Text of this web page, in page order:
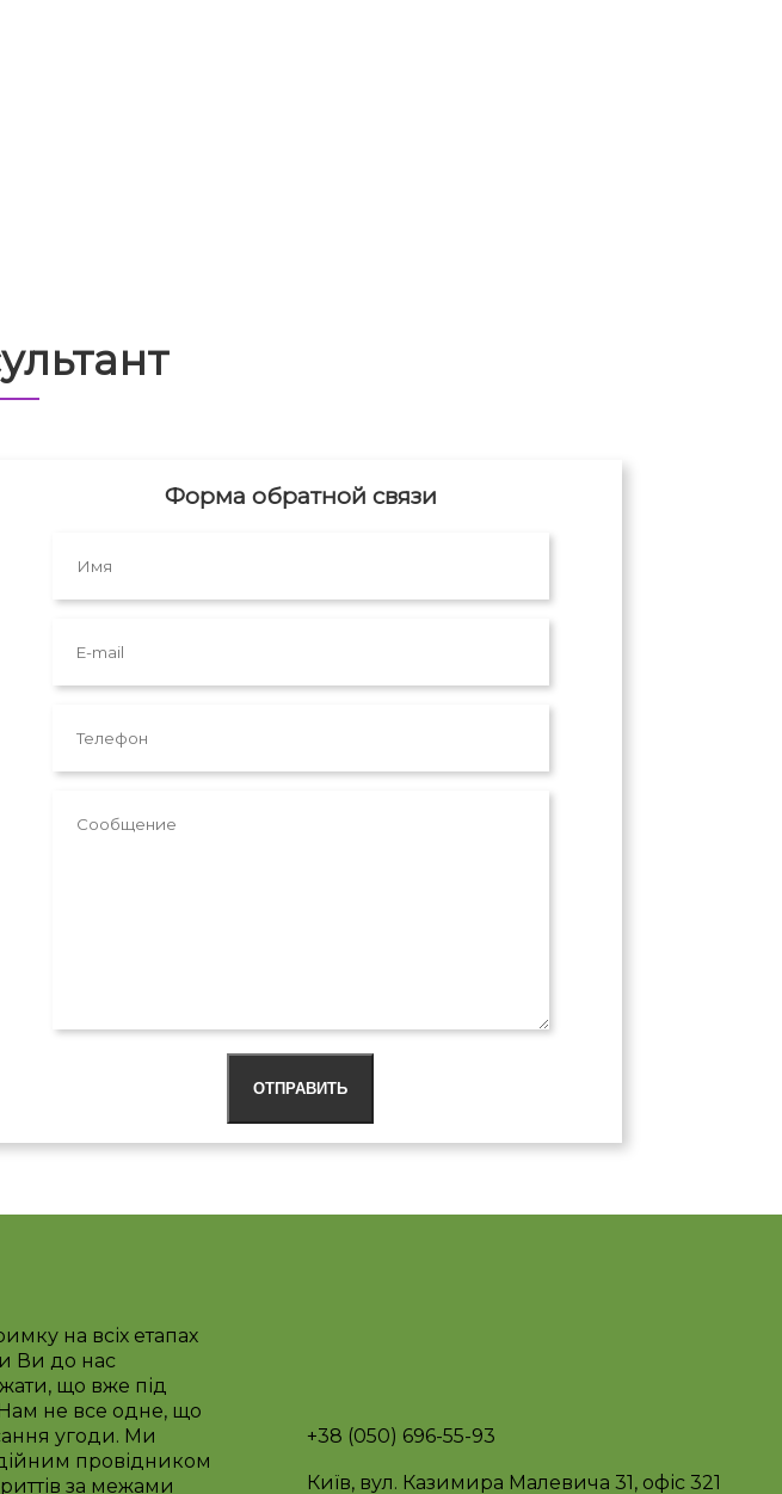
Форма обратной связи
ОТПРАВИТЬ
на всіх етапах
Ви до нас
що вже під
не все одне, що
угоди. Ми
провідником
за межами
+38 (050) 696-55-93
Київ, вул. Казимира Малевича 31, офіс 321